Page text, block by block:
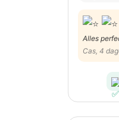
Alles
Cas, 4